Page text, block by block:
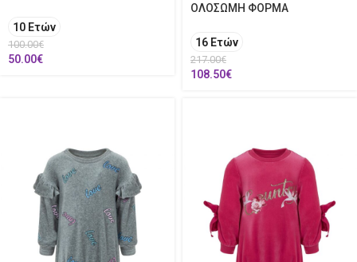
10 Ετών
100.00€
50.00€
ΟΛΟΣΩΜΗ ΦΟΡΜΑ
16 Ετών
217.00€
108.50€